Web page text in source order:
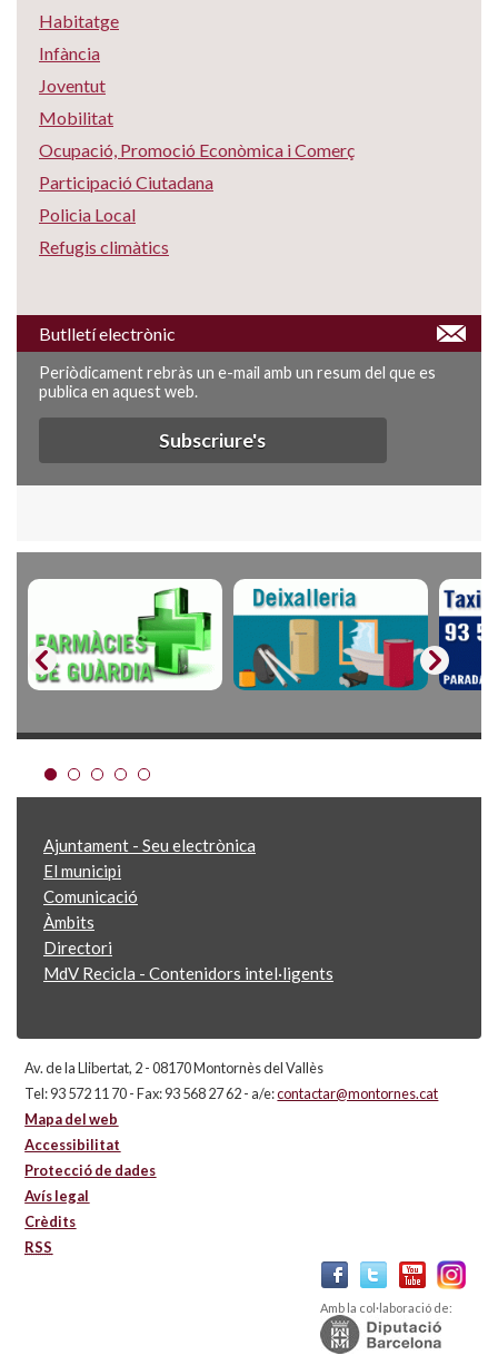
Habitatge
Infància
Joventut
Mobilitat
Ocupació, Promoció Econòmica i Comerç
Participació Ciutadana
Policia Local
Refugis climàtics
Butlletí electrònic
Periòdicament rebràs un e-mail amb un resum del que es
publica en aquest web.
Subscriure's
Ajuntament - Seu electrònica
El municipi
Comunicació
Àmbits
Directori
MdV Recicla - Contenidors intel·ligents
Av. de la Llibertat, 2 - 08170 Montornès del Vallès
Tel: 93 572 11 70 - Fax: 93 568 27 62 - a/e:contactar@montornes.cat
Mapa del web
Accessibilitat
Protecció de dades
Avís legal
Crèdits
RSS
Amb la col·laboració de: